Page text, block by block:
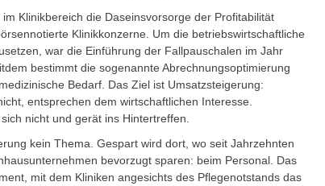
Klinikbereich die Daseinsvorsorge der Profitabilität
Klinikkonzerne. Um die betriebswirtschaftliche
war die Einführung der Fallpauschalen im Jahr
bestimmt die sogenannte Abrechnungsoptimierung
Bedarf. Das Ziel ist Umsatzsteigerung:
entsprechen dem wirtschaftlichen Interesse.
nicht und gerät ins Hintertreffen.
kein Thema. Gespart wird dort, wo seit Jahrzehnten
bevorzugt sparen: beim Personal. Das
mit dem Kliniken angesichts des Pflegenotstands das